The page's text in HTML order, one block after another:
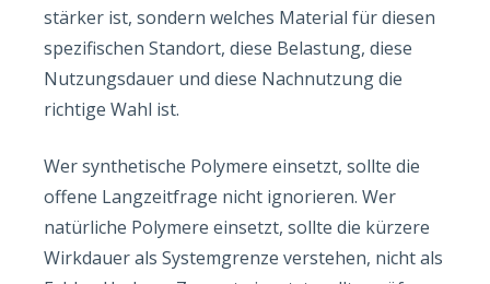
stärker ist, sondern welches Material für diesen
spezifischen Standort, diese Belastung, diese
Nutzungsdauer und diese Nachnutzung die
richtige Wahl ist.
Wer synthetische Polymere einsetzt, sollte die
offene Langzeitfrage nicht ignorieren. Wer
natürliche Polymere einsetzt, sollte die kürzere
Wirkdauer als Systemgrenze verstehen, nicht als